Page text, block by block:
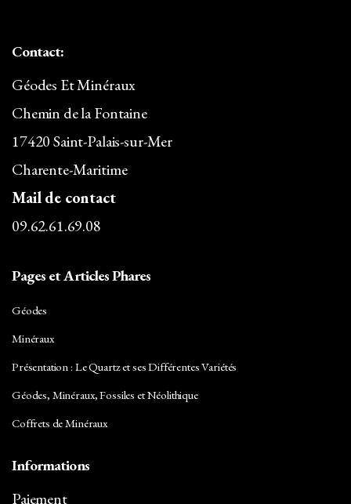
Contact:
Géodes Et Minéraux
Chemin de la Fontaine
17420 Saint-Palais-sur-Mer
Charente-Maritime
Mail de contact
09.62.61.69.08
Pages et Articles Phares
Géodes
Minéraux
Présentation : Le Quartz et ses Différentes Variétés
Géodes, Minéraux, Fossiles et Néolithique
Coffrets de Minéraux
Informations
Paiement